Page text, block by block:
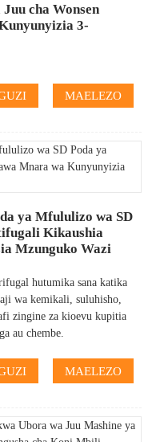
cha Wonsen
3-
MAELEZO
ya Mfululizo wa SD
Kikaushia
Mzunguko Wazi
hutumika sana katika
wa kemikali, suluhisho,
zingine za kioevu kupitia
au chembe.
MAELEZO